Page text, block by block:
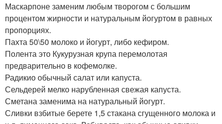
Маскарпоне заменим любым творогом с большим
процентом жирности и натуральным йогуртом в равных
пропорциях.
Пахта 50\50 молоко и йогурт, либо кефиром.
Полента это Кукурузная крупа перемолотая
предварительно в кофемолке.
Радикио обычный салат или капуста.
Сельдерей мелко нарубленная свежая капуста.
Сметана заменима на натуральный йогурт.
Сливки взбитые берете 1,5 стакана сгущенного молока и